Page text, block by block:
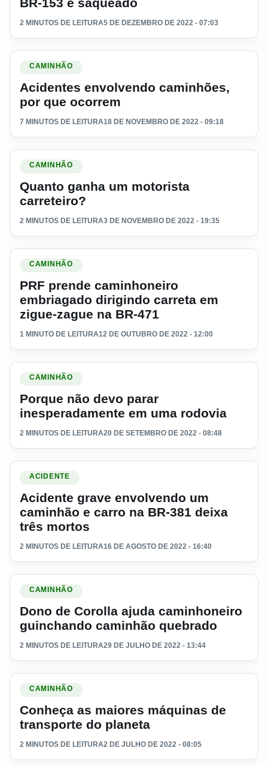
2 MINUTOS DE LEITURA5 DE DEZEMBRO DE 2022 - 07:03
Ler materia: Acidentes envolvendo caminhões, por que
CAMINHÃO
Acidentes envolvendo caminhões,
por que ocorrem
7 MINUTOS DE LEITURA18 DE NOVEMBRO DE 2022 - 09:18
Ler materia: Quanto ganha um motorista carreteiro?
CAMINHÃO
Quanto ganha um motorista
carreteiro?
2 MINUTOS DE LEITURA3 DE NOVEMBRO DE 2022 - 19:35
Ler materia: PRF prende caminhoneiro embriagado
CAMINHÃO
PRF prende caminhoneiro
embriagado dirigindo carreta em
zigue-zague na BR-471
1 MINUTO DE LEITURA12 DE OUTUBRO DE 2022 - 12:00
Ler materia: Porque não devo parar inesperadamente em
CAMINHÃO
Porque não devo parar
inesperadamente em uma rodovia
2 MINUTOS DE LEITURA20 DE SETEMBRO DE 2022 - 08:48
Ler materia: Acidente grave envolvendo um caminhão e
ACIDENTE
Acidente grave envolvendo um
caminhão e carro na BR-381 deixa
três mortos
2 MINUTOS DE LEITURA16 DE AGOSTO DE 2022 - 16:40
Ler materia: Dono de Corolla ajuda caminhoneiro
CAMINHÃO
Dono de Corolla ajuda caminhoneiro
guinchando caminhão quebrado
2 MINUTOS DE LEITURA29 DE JULHO DE 2022 - 13:44
Ler materia: Conheça as maiores máquinas de transporte
CAMINHÃO
Conheça as maiores máquinas de
transporte do planeta
2 MINUTOS DE LEITURA2 DE JULHO DE 2022 - 08:05